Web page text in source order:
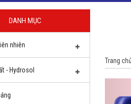
DANH MỤC
nhiên
- Hydrosol
Trang